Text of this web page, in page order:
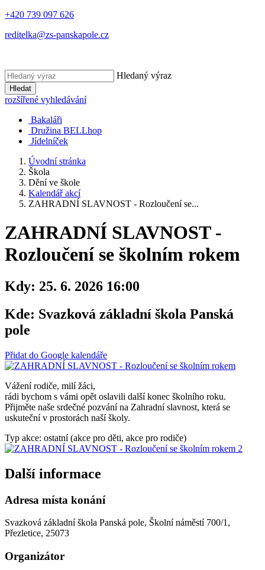
+420 739 097 626
reditelka@zs-panskapole.cz
Hledaný výraz
Hledat
rozšířené vyhledávání
Bakaláři
Družina BELLhop
Jídelníček
Úvodní stránka
Škola
Dění ve škole
Kalendář akcí
ZAHRADNÍ SLAVNOST - Rozloučení se...
ZAHRADNÍ SLAVNOST -
Rozloučení se školním rokem
Kdy: 25. 6. 2026 16:00
Kde: Svazková základní škola Panská
pole
Přidat do Google kalendáře
Vážení rodiče, milí žáci,
rádi bychom s vámi opět oslavili další konec školního roku.
Přijměte naše srdečné pozvání na Zahradní slavnost, která se
uskuteční v prostorách naší školy.
Typ akce: ostatní (akce pro děti, akce pro rodiče)
Další informace
Adresa místa konání
Svazková základní škola Panská pole, Školní náměstí 700/1,
Přezletice, 25073
Organizátor